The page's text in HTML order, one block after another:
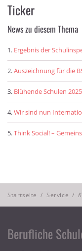
Ticker
News zu diesem Thema
Ergebnis der
Auszeichnung für die
Blühende Schulen
Wir sind nun
Think Social! –
Startseite / Service /
Berufliche